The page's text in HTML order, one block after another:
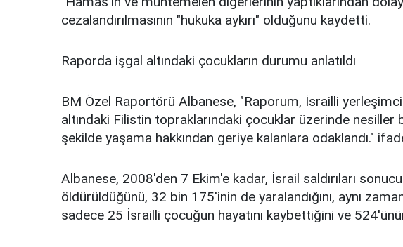
cezalandırılmasının "hukuka aykırı" olduğunu kaydetti.
Raporda işgal altındaki çocukların durumu anlatıldı
BM Özel Raportörü Albanese, "Raporum, İsrailli
altındaki Filistin topraklarındaki çocuklar üzerinde
şekilde yaşama hakkından geriye kalanlara odaklandı."
Albanese, 2008'den 7 Ekim'e kadar, İsrail saldırıları
öldürüldüğünü, 32 bin 175'inin de yaralandığını, aynı
sadece 25 İsrailli çocuğun hayatını kaybettiğini ve